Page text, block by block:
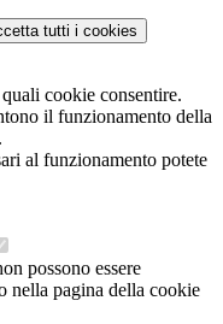
tutti i cookies
cookie consentire.
il funzionamento della
al funzionamento potete
possono essere
nella pagina della cookie